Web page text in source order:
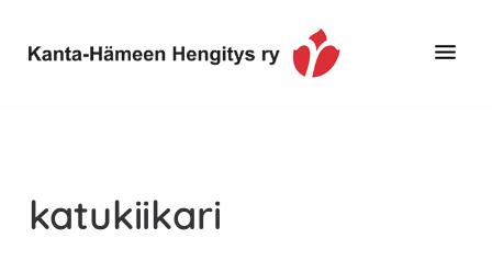
pääsisältöön
alatunnisteeseen
Hengitys
ry
erityisesti
jos
katukiikari